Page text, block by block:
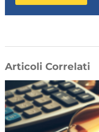
Articoli Correlati